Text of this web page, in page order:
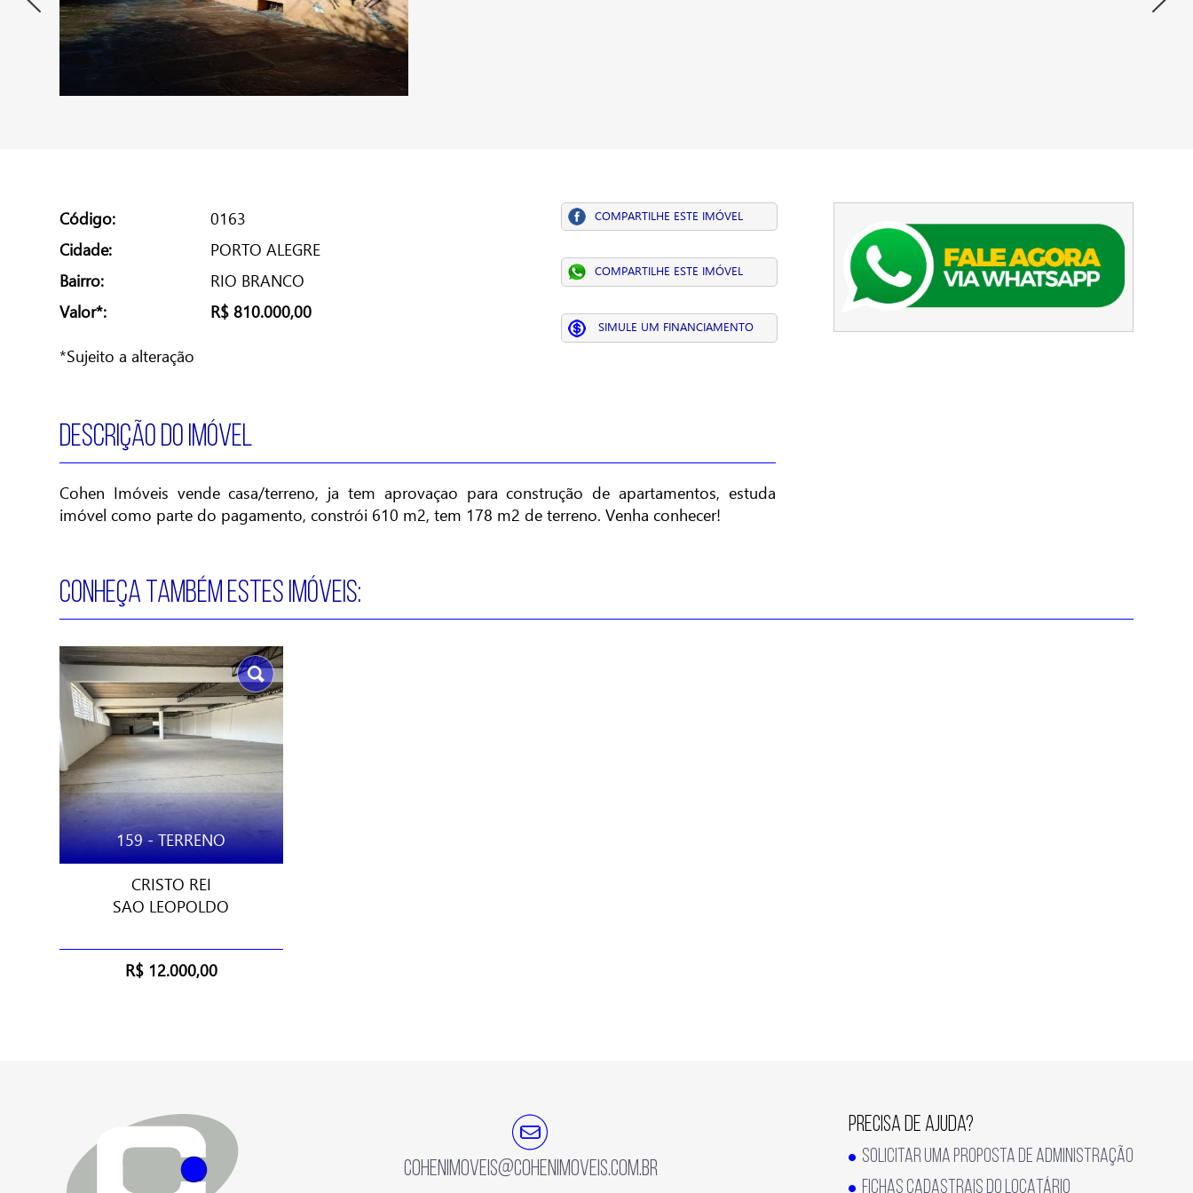
Código:
0163
Cidade:
PORTO ALEGRE
Bairro:
RIO BRANCO
Valor*:
R$ 810.000,00
*Sujeito a alteração
COMPARTILHE ESTE IMÓVEL
COMPARTILHE ESTE IMÓVEL
SIMULE UM FINANCIAMENTO
DESCRIÇÃO DO IMÓVEL
Cohen Imóveis vende casa/terreno, ja tem aprovaçao para construção de apartamentos, estuda
imóvel como parte do pagamento, constrói 610 m2, tem 178 m2 de terreno. Venha conhecer!
CONHEÇA TAMBÉM ESTES IMÓVEIS:
159 - TERRENO
CRISTO REI
SAO LEOPOLDO
R$ 12.000,00
cohenimoveis@cohenimoveis.com.br
PRECISA DE AJUDA?
SOLICITAR UMA PROPOSTA DE ADMINISTRAÇÃO
FICHAS CADASTRAIS DO LOCATÁRIO